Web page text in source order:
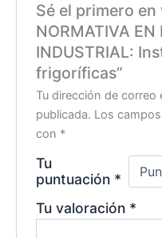
Sé el primero en
NORMATIVA
INDUSTRIAL:
frigoríficas”
Tu dirección de correo
publicada. Los
con *
Tu
puntuación *
Tu valoración *